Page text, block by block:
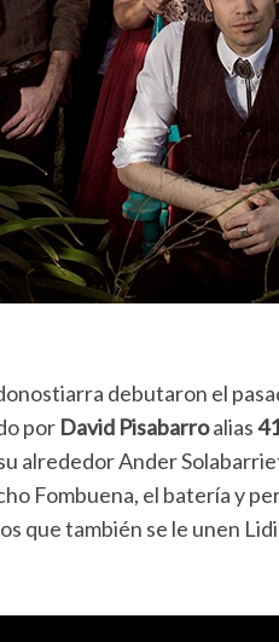
debutaron el
por David Pisabarroalias
alrededor Ander
Fombuena, el batería y
que también se le unen